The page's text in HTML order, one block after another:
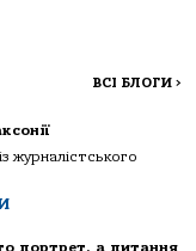
ВСІ БЛОГИ >
журналістського
портрет, а питання